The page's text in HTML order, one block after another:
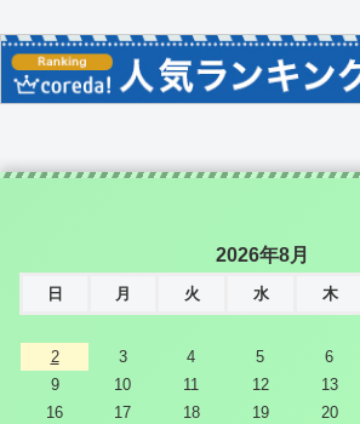
2026年8月
日 月 火 水 木
2
3 4 5 6
9
10 11 12 13
16
17 18 19 20